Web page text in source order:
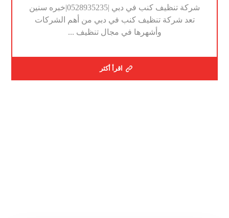
شركة تنظيف كنب في دبي |0528935235|خبره سنين
تعد شركة تنظيف كنب في دبي من أهم الشركات
وأشهرها في مجال تنظيف ...
اقرأ أكثر